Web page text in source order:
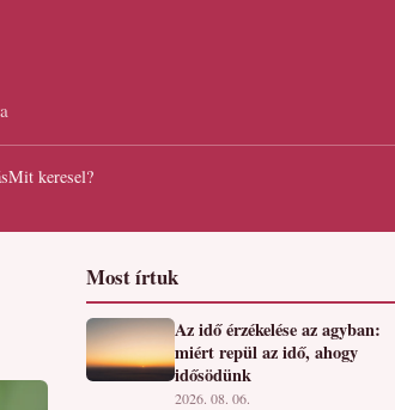
Mit keresel?
Most írtuk
Az idő érzékelése az agyban:
miért repül az idő, ahogy
idősödünk
2026. 08. 06.